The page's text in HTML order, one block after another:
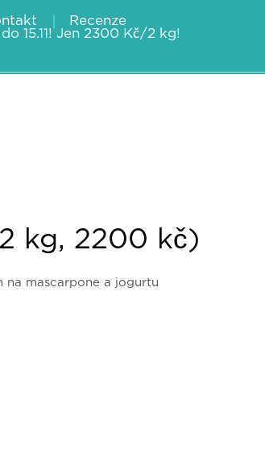
Recenze
15.11! Jen 2300 Kč/2 kg!
kg, 2200 kč)
na mascarpone a jogurtu